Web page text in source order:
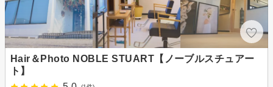
Hair＆Photo NOBLE STUART【ノーブルスチュアー
ト】